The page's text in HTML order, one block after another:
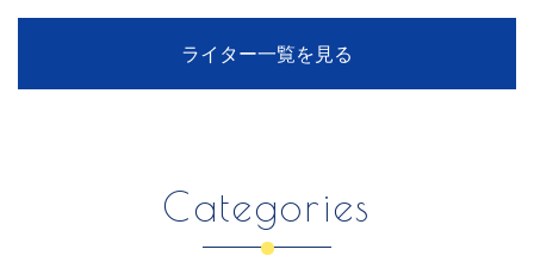
ライター一覧を見る
Categories